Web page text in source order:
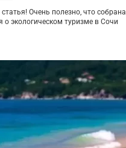
Очень полезно, что собрана
о экологическом туризме в Сочи